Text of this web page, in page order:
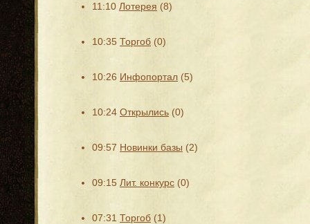
11:10 Лотерея (8)
10:35 Торгоб (0)
10:26 Инфопортал (5)
10:24 Открылись (0)
09:57 Новинки базы (2)
09:15 Лит. конкурс (0)
07:31 Торгоб (1)